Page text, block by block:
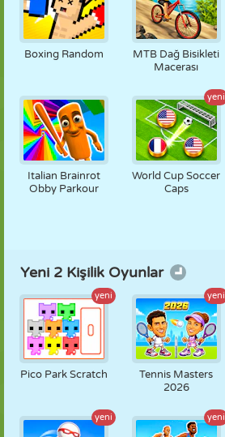
KUKLA BULMACA REAKSIYON
STRATEJI BECERI TANK
Boxing Random
MTB Dağ Bisikleti
Macerası
Italian Brainrot
Obby Parkour
yeni
World Cup Soccer
Caps
Yeni 2 Kişilik Oyunlar
yeni
Pico Park Scratch
yeni
Tennis Masters
2026
yeni yeni